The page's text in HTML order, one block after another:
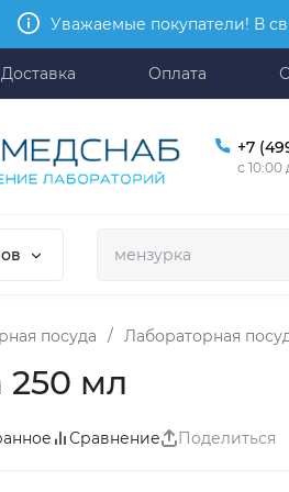
Уважаемые покупатели! В
Доставка Оплата
+7
с
посуда / Лабораторная
250 мл
Сравнение Поделиться